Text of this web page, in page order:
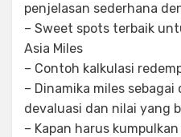
penjelasan sederhana
– Sweet spots terbaik
Asia Miles
– Contoh kalkulasi
– Dinamika miles
devaluasi dan nilai yang
– Kapan harus